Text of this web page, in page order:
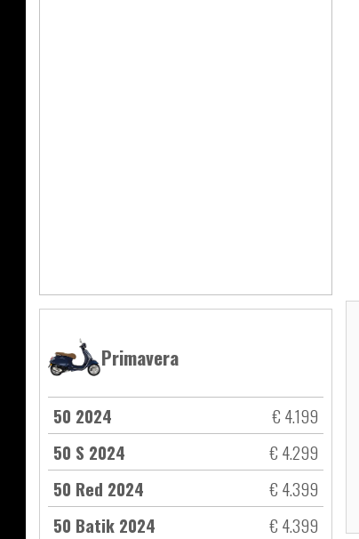
Primavera
50 2024
€ 4.199
50 S 2024
€ 4.299
50 Red 2024
€ 4.399
50 Batik 2024
€ 4.399